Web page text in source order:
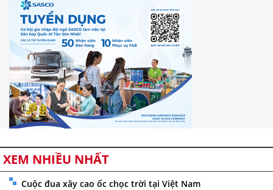
XEM NHIỀU NHẤT
Cuộc đua xây cao ốc chọc trời tại Việt Nam